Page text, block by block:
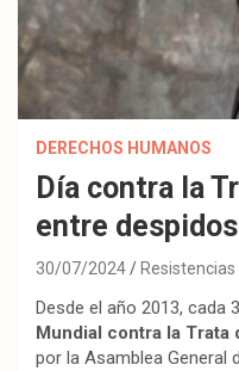
DERECHOS HUMANOS
Día contra la
entre
30/07/2024 Resistencias
Desde el año 2013, cada
Mundial contra la Trata
por la Asamblea General